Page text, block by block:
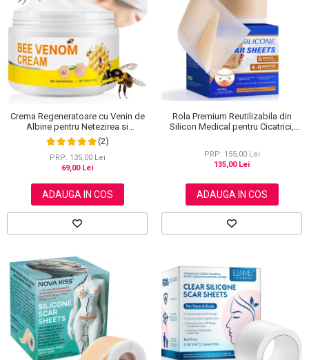
Crema Regeneratoare cu Venin de
Albine pentru Netezirea si
Reinoirea Pielii, 100 g
(2)
PRP: 135,00 Lei
69,00 Lei
ADAUGA IN COS
Rola Premium Reutilizabila din
Silicon Medical pentru Cicatrici,
PRP: 155,00 Lei
135,00 Lei
ADAUGA IN COS